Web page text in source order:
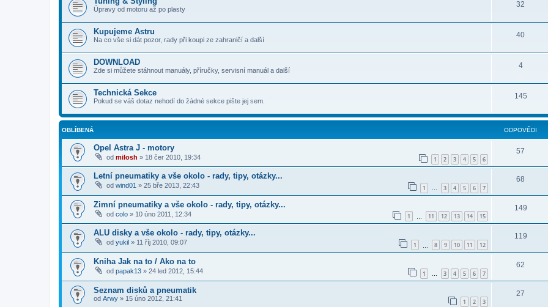
Úpravy od motoru až po plasty
32
Kupujeme Astru
Na co vše si dát pozor, rady při koupi ze zahraničí a další
40
DOWNLOAD
Zde si můžete stáhnout manuály, příručky, servisní manuál a další
4
Technická Sekce
Pokud se váš dotaz nehodí do žádné sekce pište jej sem.
145
OBLÍBENÁ ODPOVĚDI
Opel Astra J - motory
od milosh » 18 čer 2010, 19:34 1 2 3 4 5 6
57
Letní pneumatiky a vše okolo - rady, tipy, otázky...
od wind01 » 25 bře 2013, 22:43 1 … 3 4 5 6 7
68
Zimní pneumatiky a vše okolo - rady, tipy, otázky...
od colo » 10 úno 2011, 12:34 1 11 12 13 14 15
149
ALU disky a vše okolo - rady, tipy, otázky...
od yukil » 11 říj 2010, 09:07 1 8 9 10 11 12
119
Kniha Jak na to / Ako na to
od papak13 » 24 led 2012, 15:44 1 … 3 4 5 6 7
62
Seznam disků a pneumatik
od Arwy » 15 úno 2012, 21:41 1 2 3
27